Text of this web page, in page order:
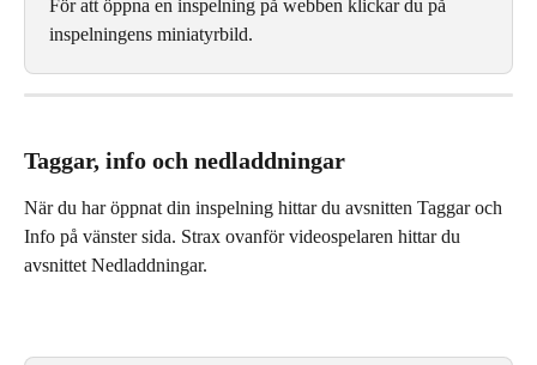
För att öppna en inspelning på webben klickar du på
inspelningens miniatyrbild.
Taggar, info och nedladdningar
När du har öppnat din inspelning hittar du avsnitten Taggar och
Info på vänster sida. Strax ovanför videospelaren hittar du
avsnittet Nedladdningar.